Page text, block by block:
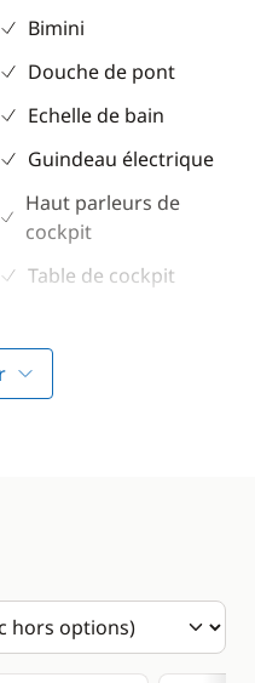
Bimini
Douche de pont
Echelle de bain
Guindeau électrique
Haut parleurs de
cockpit
Table de cockpit
Divers